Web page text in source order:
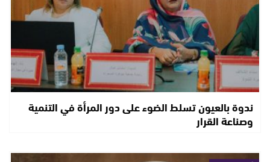
ندوة بالعيون تسلط الضوء على دور المرأة في التنمية
وصناعة القرار